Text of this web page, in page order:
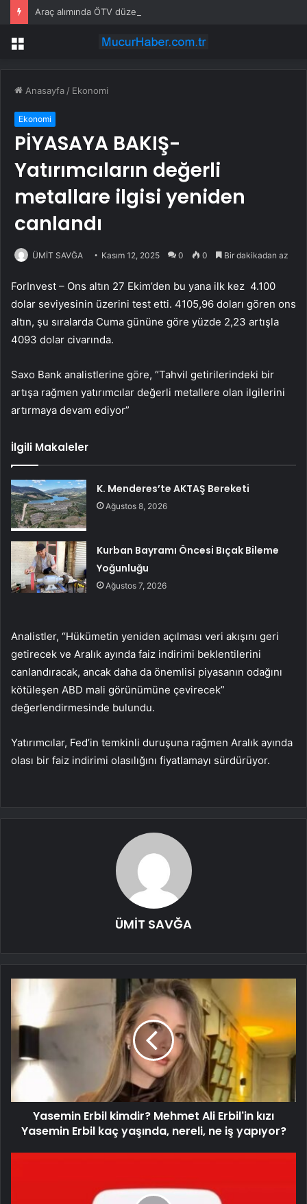
Menü
Anasayfa / Ekonomi
Ekonomi
PİYASAYA BAKIŞ-
Yatırımcıların değerli
metallare ilgisi yeniden
canlandı
ÜMİT SAVĞA Kasım 12, 2025 0 0 Bir dakikadan az
ForInvest – Ons altın 27 Ekim’den bu yana ilk kez 4.100
dolar seviyesinin üzerini test etti. 4105,96 doları gören ons
altın, şu sıralarda Cuma gününe göre yüzde 2,23 artışla
4093 dolar civarında.
Saxo Bank analistlerine göre, “Tahvil getirilerindeki bir
artışa rağmen yatırımcılar değerli metallere olan ilgilerini
artırmaya devam ediyor”
İlgili Makaleler
K. Menderes’te AKTAŞ Bereketi
Ağustos 8, 2026
Kurban Bayramı Öncesi Bıçak Bileme
Yoğunluğu
Ağustos 7, 2026
Analistler, “Hükümetin yeniden açılması veri akışını geri
getirecek ve Aralık ayında faiz indirimi beklentilerini
canlandıracak, ancak daha da önemlisi piyasanın odağını
kötüleşen ABD mali görünümüne çevirecek”
değerlendirmesinde bulundu.
Yatırımcılar, Fed’in temkinli duruşuna rağmen Aralık ayında
olası bir faiz indirimi olasılığını fiyatlamayı sürdürüyor.
ÜMİT SAVĞA
Yasemin Erbil kimdir? Mehmet Ali Erbil'in kızı
Yasemin Erbil kaç yaşında, nereli, ne iş yapıyor?